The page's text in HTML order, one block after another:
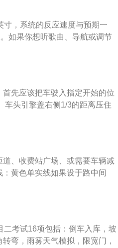
员中毒。3、空不要随意调整出
正确的做法是向上打开出风
动机在炎热季节长时间重载工
的使用。2、汽车正常运行
25公里/小时时，应将风速开关
夏天用，冬天也要打开。空调
会变干。定期启动空调可以使
每周启动空调一次。
，当左侧后视镜出现车库的右
程中，观察左后轮，等到左后
倒车；5.观察左后视镜，观察
不能超过30秒。侧方停车3个
向右打满开始入库；车库的右
，系统的反应速度与预期一
如果你想听歌曲、导航或调节
款车自带行车记录仪，非常方
度查看。对于新手朋友来说，
空调操作面板也是触摸屏，但考
物理旋钮。真正的模式是双区
一次，切换温度/风量调节。4、
自动停车和陡坡下降等按钮，
先应该把车驶入指定开始的位
车头引擎盖右侧1/3的距离压住
域起点线后，就是肩膀与控制
慢慢后退，观察左侧后视镜，
合时，观察右边的后视镜，当
向右打死方向盘，2，保持慢
库角的时候，迅速向左打两圈
住车库边线时向左打死方向
挂一档慢慢前行。当观察到引
继续向前。2，当引擎盖左侧1/3
绕过库角，驶出车位，等车身
、收费站广场、或需要车辆减
黄色单实线如果设于路中间
止车辆跨越，压线行驶、超车
线一侧禁止车辆超车、跨越或
辆超车、跨越或回转。
二考试16项包括：倒车入库，坡
弯，雨雾天气模拟，限宽门，